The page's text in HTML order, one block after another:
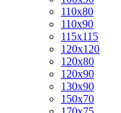
110x80
110x90
115x115
120x120
120x80
120x90
130x90
150x70